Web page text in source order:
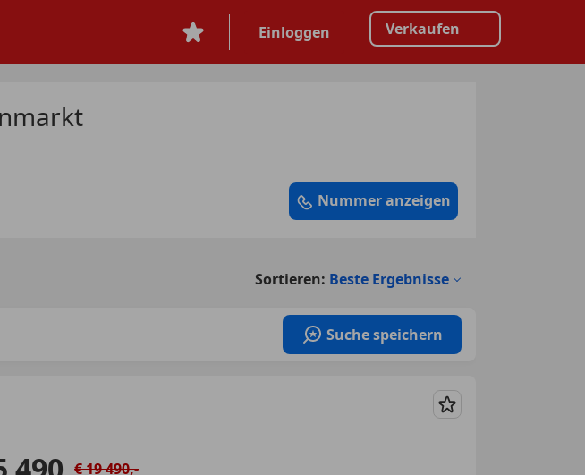
Einloggen Verkaufen
Nummer anzeigen
Sortieren: Beste Ergebnisse
Suche speichern
Merken
€ 19 490,-